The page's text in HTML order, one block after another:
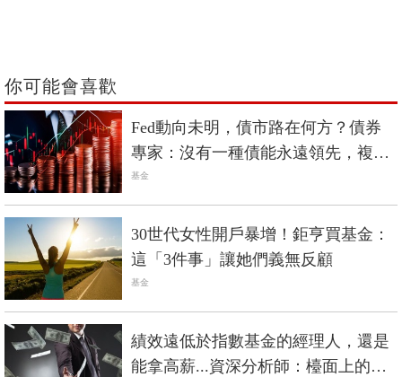
你可能會喜歡
Fed動向未明，債市路在何方？債券
專家：沒有一種債能永遠領先，複合
債更穩！
基金
30世代女性開戶暴增！鉅亨買基金：
這「3件事」讓她們義無反顧
基金
績效遠低於指數基金的經理人，還是
能拿高薪...資深分析師：檯面上的，